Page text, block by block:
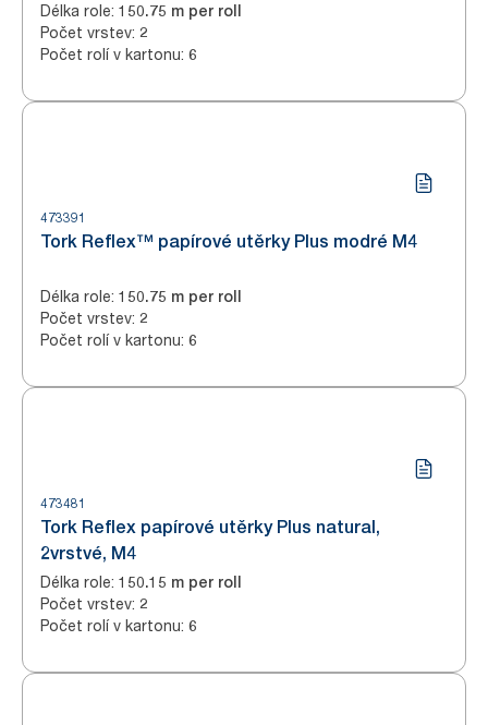
Délka role: 150.75 m per roll
Počet vrstev: 2
Počet rolí v kartonu: 6
473391
Tork Reflex™ papírové utěrky Plus modré M4
Délka role: 150.75 m per roll
Počet vrstev: 2
Počet rolí v kartonu: 6
473481
Tork Reflex papírové utěrky Plus natural,
2vrstvé, M4
Délka role: 150.15 m per roll
Počet vrstev: 2
Počet rolí v kartonu: 6